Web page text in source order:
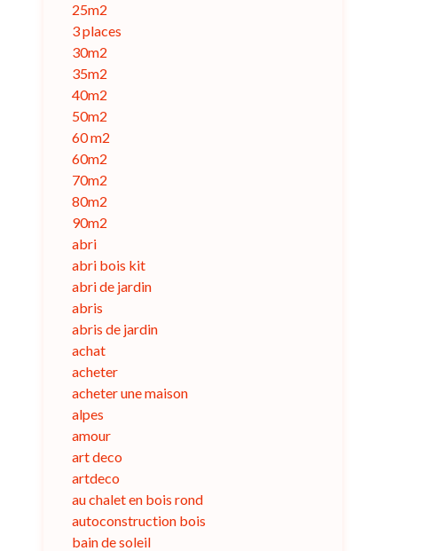
25m2
3 places
30m2
35m2
40m2
50m2
60 m2
60m2
70m2
80m2
90m2
abri
abri bois kit
abri de jardin
abris
abris de jardin
achat
acheter
acheter une maison
alpes
amour
art deco
artdeco
au chalet en bois rond
autoconstruction bois
bain de soleil